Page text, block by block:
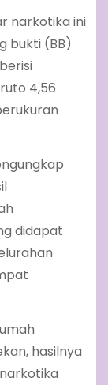
narkotika ini
bukti (BB)
4,56
didapat
hasilnya